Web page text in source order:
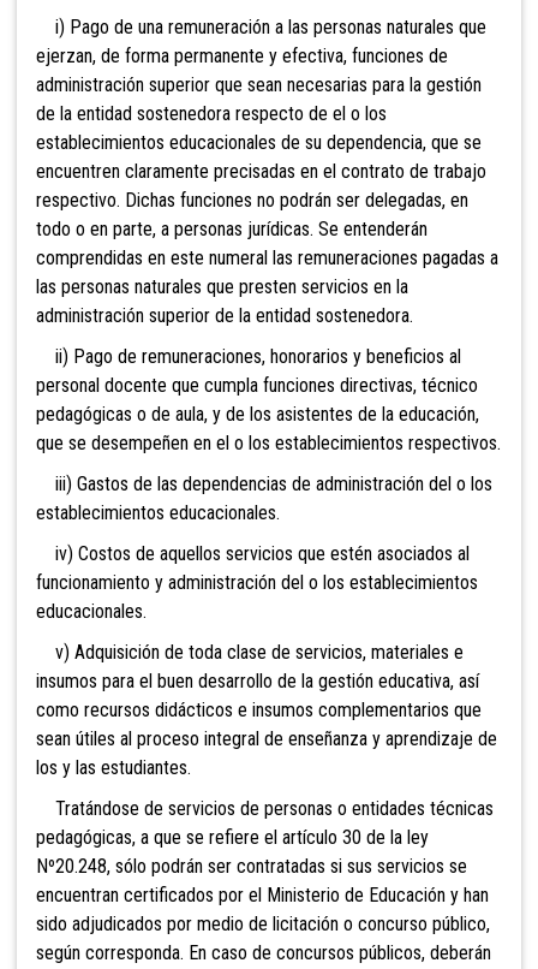
i) Pago de una remuneración a las personas naturales que
ejerzan, de forma permanente y efectiva, funciones de
administración superior que sean necesarias para la gestión
de la entidad sostenedora respecto de el o los
establecimientos educacionales de su dependencia, que se
encuentren claramente precisadas en el contrato de trabajo
respectivo. Dichas funciones no podrán ser delegadas, en
todo o en parte, a personas jurídicas. Se entenderán
comprendidas en este numeral las remuneraciones pagadas a
las personas naturales que presten servicios en la
administración superior de la entidad sostenedora.
ii) Pago de remuneraciones, honorarios y beneficios al
personal docente que cumpla funciones directivas, técnico
pedagógicas o de aula, y de los asistentes de la educación,
que se desempeñen en el o los establecimientos respectivos.
iii) Gastos de las dependencias de administración del o los
establecimientos educacionales.
iv) Costos de aquellos servicios que estén asociados al
funcionamiento y administración del o los establecimientos
educacionales.
v) Adquisición de toda clase de servicios, materiales e
insumos para el buen desarrollo de la gestión educativa, así
como recursos didácticos e insumos complementarios que
sean útiles al proceso integral de enseñanza y aprendizaje de
los y las estudiantes.
Tratándose de servicios de personas o entidades técnicas
pedagógicas, a que se refiere el artículo 30 de la ley
Nº20.248, sólo podrán ser contratadas si sus servicios se
encuentran certificados por el Ministerio de Educación y han
sido adjudicados por medio de licitación o concurso público,
según corresponda. En caso de concursos públicos, deberán